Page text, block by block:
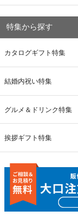
特集から探す
カタログギフト特集
結婚内祝い特集
グルメ＆ドリンク特集
挨拶ギフト特集